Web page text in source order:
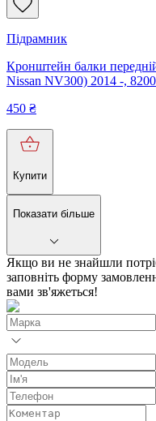
Підрамник
Кронштейн балки
Nissan NV300) 2014 -,
450 ₴
Купити
Показати більше
Якщо ви не знайшли
заповніть форму
вами зв'яжеться!